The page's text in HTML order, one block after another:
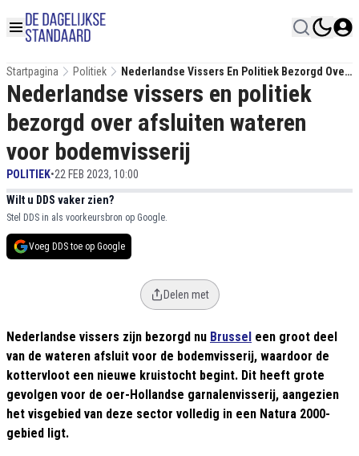
Startpagina Politiek
Nederlandse Vissers En Politiek Bezorgd Over
Afsluiten Wateren Voor Bodemvisserij
Nederlandse vissers en politiek
bezorgd over afsluiten wateren
voor bodemvisserij
POLITIEK•22 FEB 2023, 10:00
Wilt u DDS vaker zien?
Stel DDS in als voorkeursbron op Google.
Voeg DDS toe op Google
Delen met
Nederlandse vissers zijn bezorgd nu Brussel een groot deel
van de wateren afsluit voor de bodemvisserij, waardoor de
kottervloot een nieuwe kruistocht begint. Dit heeft grote
gevolgen voor de oer-Hollandse garnalenvisserij, aangezien
het visgebied van deze sector volledig in een Natura 2000-
gebied ligt.